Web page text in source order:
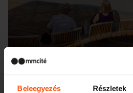
Beleegyezés Részletek